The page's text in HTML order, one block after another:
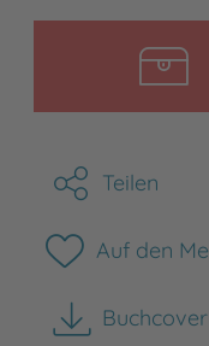
Teilen
Auf den
Buchcover